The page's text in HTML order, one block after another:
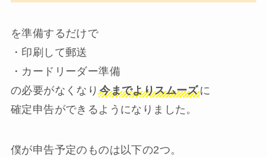
を準備するだけで
・印刷して郵送
・カードリーダー準備
の必要がなくなり今までよりスムーズに
確定申告ができるようになりました。
僕が申告予定のものは以下の2つ。